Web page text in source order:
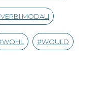
VERBI MODALI
WOHL WOULD